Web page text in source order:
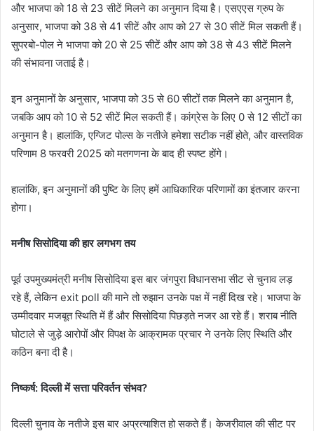
और भाजपा को 18 से 23 सीटें मिलने का अनुमान दिया है। एसएएस ग्रुप के
अनुसार, भाजपा को 38 से 41 सीटें और आप को 27 से 30 सीटें मिल सकती हैं।
सुपरबो-पोल ने भाजपा को 20 से 25 सीटें और आप को 38 से 43 सीटें मिलने
की संभावना जताई है।
इन अनुमानों के अनुसार, भाजपा को 35 से 60 सीटों तक मिलने का अनुमान है,
जबकि आप को 10 से 52 सीटें मिल सकती हैं। कांग्रेस के लिए 0 से 12 सीटों का
अनुमान है। हालांकि, एग्जिट पोल्स के नतीजे हमेशा सटीक नहीं होते, और वास्तविक
परिणाम 8 फरवरी 2025 को मतगणना के बाद ही स्पष्ट होंगे।
हालांकि, इन अनुमानों की पुष्टि के लिए हमें आधिकारिक परिणामों का इंतजार करना
होगा।
मनीष सिसोदिया की हार लगभग तय
पूर्व उपमुख्यमंत्री मनीष सिसोदिया इस बार जंगपुरा विधानसभा सीट से चुनाव लड़
रहे हैं, लेकिन exit poll की माने तो रुझान उनके पक्ष में नहीं दिख रहे। भाजपा के
उम्मीदवार मजबूत स्थिति में हैं और सिसोदिया पिछड़ते नजर आ रहे हैं। शराब नीति
घोटाले से जुड़े आरोपों और विपक्ष के आक्रामक प्रचार ने उनके लिए स्थिति और
कठिन बना दी है।
निष्कर्ष: दिल्ली में सत्ता परिवर्तन संभव?
दिल्ली चुनाव के नतीजे इस बार अप्रत्याशित हो सकते हैं। केजरीवाल की सीट पर